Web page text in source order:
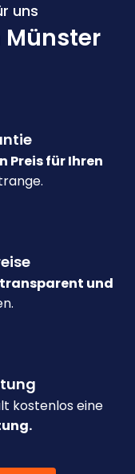
uns
Münster
Preis für Ihren
transparent und
kostenlos eine